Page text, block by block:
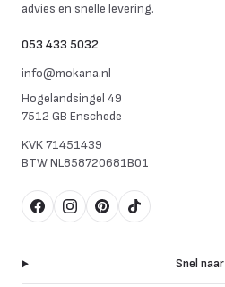
advies en snelle levering.
053 433 5032
info@mokana.nl
Hogelandsingel 49
7512 GB Enschede
KVK71451439
BTWNL858720681B01
FacebookInstagram
Pinterest
TikTok
Snel naar